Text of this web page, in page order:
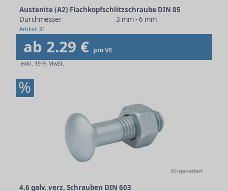
Austenite (A2) Flachkopfschlitzschraube DIN 85
Durchmesser
3 mm - 6 mm
Artikel: 81
ab 2.29 € pro VE
exkl. 19 % MwSt.
%
KI-generiert
4.6 galv. verz. Schrauben DIN 603